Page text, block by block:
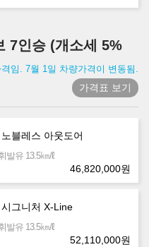
7인승 (개소세 5%
임. 7월 1일 차량가격이 변동됨.
가격표 보기
노블레스 아웃도어
발유 13.5㎞/ℓ
46,820,000원
시그니처 X-Line
발유 13.5㎞/ℓ
52,110,000원